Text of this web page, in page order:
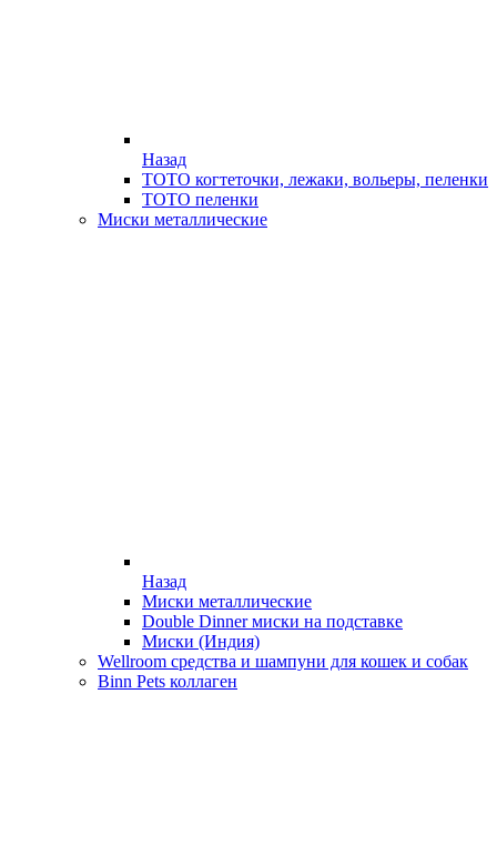
Назад
ТОТО когтеточки, лежаки, вольеры, пеленки
ТОТО пеленки
Миски металлические
Назад
Миски металлические
Double Dinner миски на подставке
Миски (Индия)
Wellroom средства и шампуни для кошек и собак
Binn Pets коллаген